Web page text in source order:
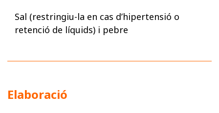
Sal (restringiu-la en cas d’hipertensió o
retenció de líquids) i pebre
Elaboració